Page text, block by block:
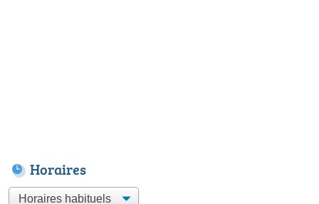
Horaires